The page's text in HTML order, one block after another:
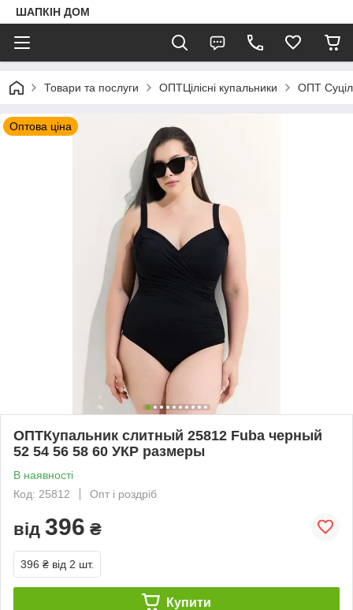
ШАПКIН ДОМ
Товари та послуги ОПТЦілісні купальники ОПТ
Оптова ціна
ОПТКупальник слитный 25812 Fuba черный
52 54 56 58 60 УКР размеры
В наявності
Код: 25812
Опт і роздріб
від 396 ₴
396 ₴ від 2 шт.
Купити